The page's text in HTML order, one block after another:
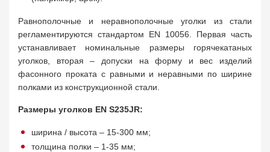
Равнополочные и неравнополочные уголки из стали
регламентируются стандартом EN 10056. Первая часть
устанавливает номинальные размеры горячекатаных
уголков, вторая – допуски на форму и вес изделий
фасонного проката с равными и неравными по ширине
полками из конструкционной стали.
Размеры уголков EN S235JR:
ширина / высота – 15-300 мм;
толщина полки – 1-35 мм;